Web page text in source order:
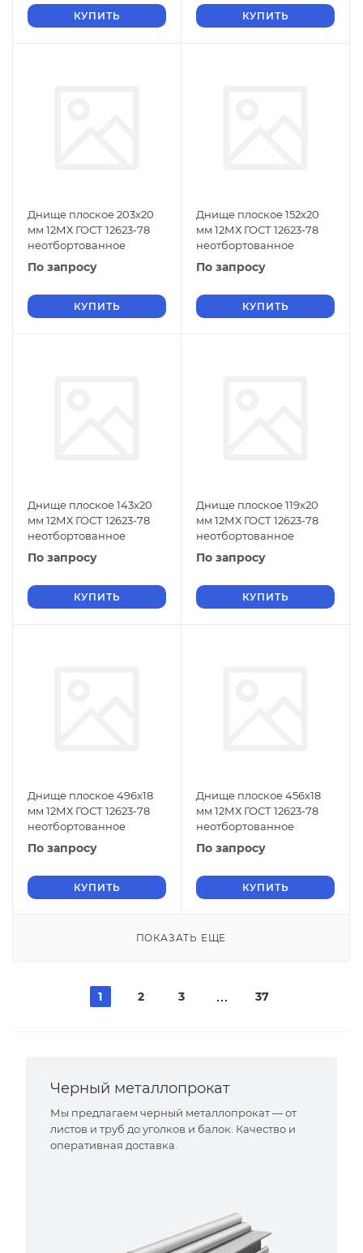
КУПИТЬ КУПИТЬ
Днище плоское 203х20
мм 12МХ ГОСТ 12623-78
неотбортованное
По запросу
КУПИТЬ
Днище плоское 152х20
мм 12МХ ГОСТ 12623-78
неотбортованное
По запросу
КУПИТЬ
Днище плоское 143х20
мм 12МХ ГОСТ 12623-78
неотбортованное
По запросу
КУПИТЬ
Днище плоское 119х20
мм 12МХ ГОСТ 12623-78
неотбортованное
По запросу
КУПИТЬ
Днище плоское 496х18
мм 12МХ ГОСТ 12623-78
неотбортованное
По запросу
КУПИТЬ
Днище плоское 456х18
мм 12МХ ГОСТ 12623-78
неотбортованное
По запросу
КУПИТЬ
ПОКАЗАТЬ ЕЩЕ
1 2 3 37
Черный металлопрокат
Мы предлагаем черный металлопрокат — от
листов и труб до уголков и балок. Качество и
оперативная доставка.